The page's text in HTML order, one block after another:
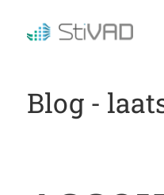
Blog -